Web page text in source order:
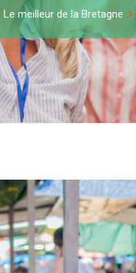
Le meilleur de la Bretagne